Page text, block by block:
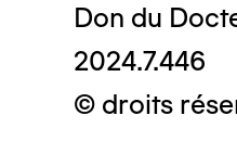
Don du
2024.7.446
© droits